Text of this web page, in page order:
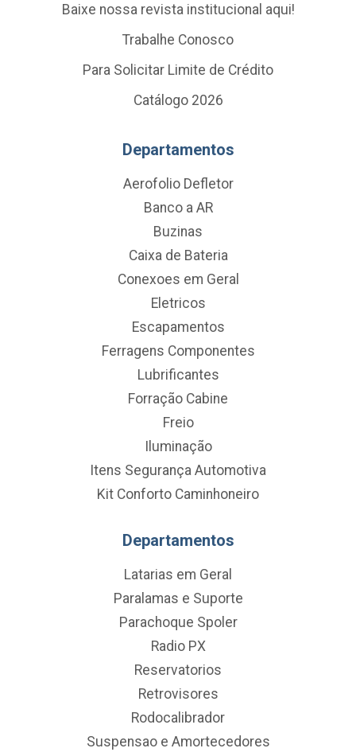
Baixe nossa revista institucional aqui!
Trabalhe Conosco
Para Solicitar Limite de Crédito
Catálogo 2026
Departamentos
Aerofolio Defletor
Banco a AR
Buzinas
Caixa de Bateria
Conexoes em Geral
Eletricos
Escapamentos
Ferragens Componentes
Lubrificantes
Forração Cabine
Freio
Iluminação
Itens Segurança Automotiva
Kit Conforto Caminhoneiro
Departamentos
Latarias em Geral
Paralamas e Suporte
Parachoque Spoler
Radio PX
Reservatorios
Retrovisores
Rodocalibrador
Suspensao e Amortecedores